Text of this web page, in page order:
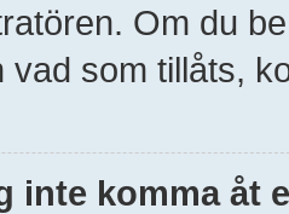
Om du
vad som tillåts,
inte komma åt